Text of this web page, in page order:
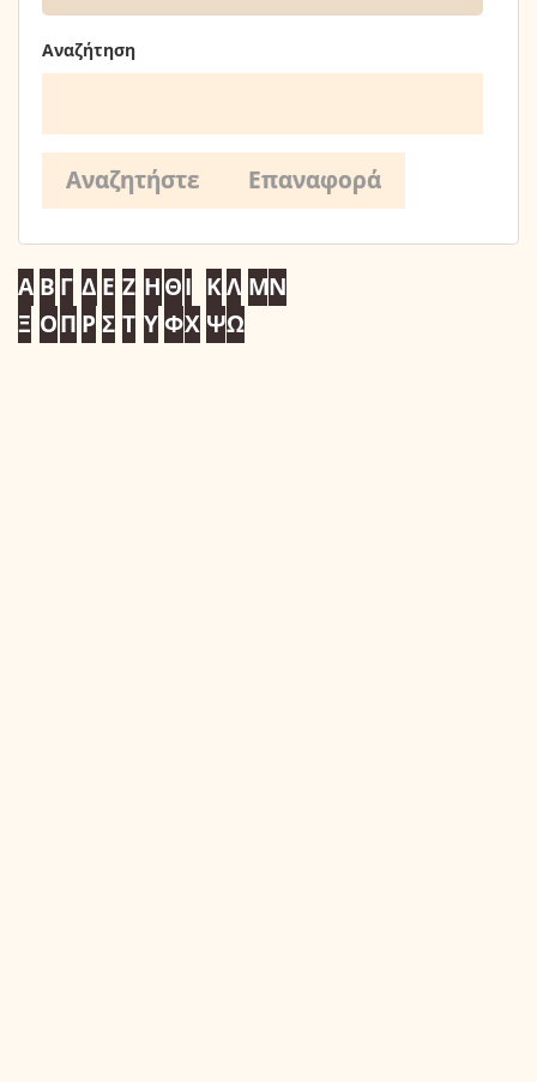
Αναζήτηση
Α Β Γ Δ Ε Ζ ΗΘΙ ΚΛ ΜΝ
Ξ ΟΠ Ρ Σ Τ Υ ΦΧ ΨΩ